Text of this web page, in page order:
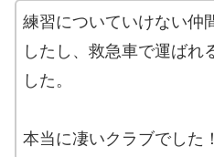
練習についていけない仲
したし、救急車で運ばれ
した。
本当に凄いクラブでした！